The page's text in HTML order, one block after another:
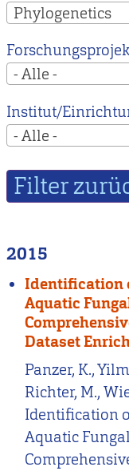
Phylogenetics
- Alle -
Institut/
- Alle -
2015
Identification
Aquatic
Dataset
Panzer, K.,
Richter, M.,
Identification
Aquatic